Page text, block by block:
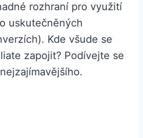
rozhraní pro využití
uskutečněných
Kde všude se
zapojit? Podívejte se